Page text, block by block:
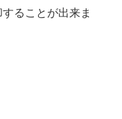
ることが出来ま